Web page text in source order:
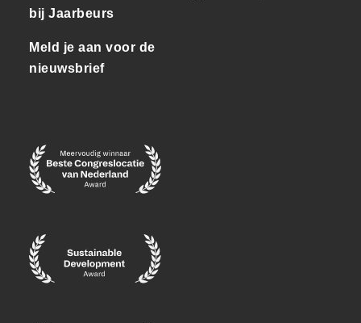
bij Jaarbeurs
Meld je aan voor de
nieuwsbrief